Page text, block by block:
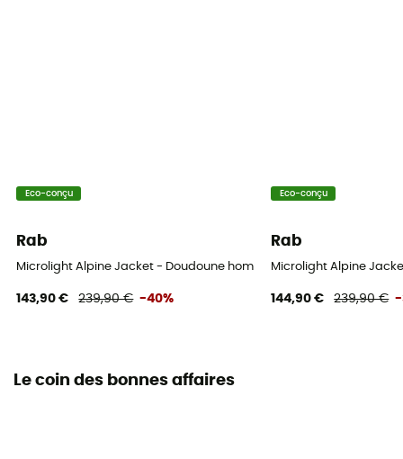
Eco-conçu
Rab
Microlight Alpine Jacket - Doudoune homme
143,90 € 239,90 € -40%
Eco-conçu
Rab
Microlight Alpine
144,90 € 239,90 € -
Le coin des bonnes affaires